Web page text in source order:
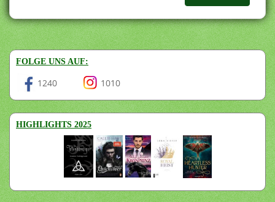
FOLGE UNS AUF:
1240 1010
HIGHLIGHTS 2025